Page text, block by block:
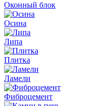
Оконный блок
Осина
Липа
Плитка
Ламели
Фиброцемент